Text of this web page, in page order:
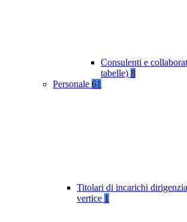
Consulenti e
tabelle) 8
Personale 61
Titolari di incarichi
vertice 1